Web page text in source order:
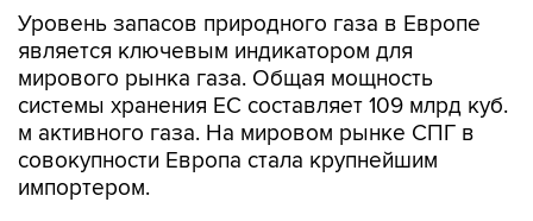
Уровень запасов природного газа в Европе
является ключевым индикатором для
мирового рынка газа. Общая мощность
системы хранения ЕС составляет 109 млрд куб.
м активного газа. На мировом рынке СПГ в
совокупности Европа стала крупнейшим
импортером.